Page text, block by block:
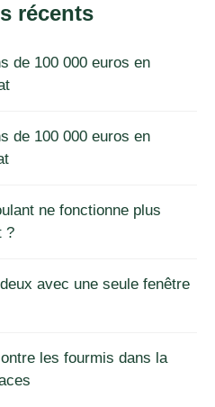
récents
de 100 000 euros en
de 100 000 euros en
ne fonctionne plus
?
avec une seule fenêtre
les fourmis dans la